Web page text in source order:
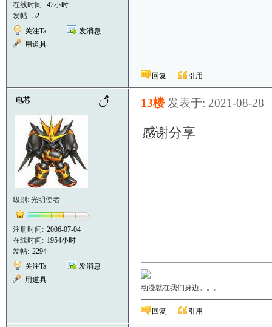
在线时间: 42小时
发帖: 52
关注Ta
发消息
用道具
回复 引用
电芯
级别: 光明使者
注册时间: 2006-07-04
在线时间: 1954小时
发帖: 2294
关注Ta
发消息
用道具
13楼 发表于: 2021-08-28
感谢分享
动漫就在我们身边。。。
回复 引用